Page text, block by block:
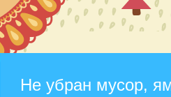
Не убран мусор,